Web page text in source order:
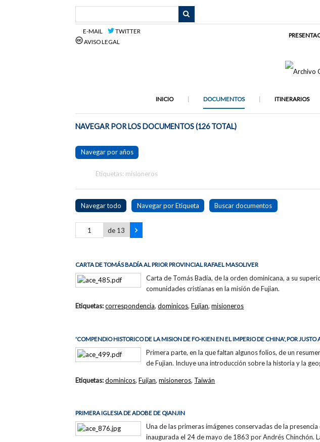
E-MAIL
TWITTER
AVISO LEGAL
INICIO DOCUMENTOS ITINERARIOS
NAVEGAR POR LOS DOCUMENTOS (126 TOTAL)
Navegar por años
Etiquetas: misioneros
Navegar todo Navegar por Etiqueta Buscar documentos
de 13
CARTA DE TOMÁS BADÍA AL PRIOR PROVINCIAL RAFAEL MASOLIVER
Carta de Tomás Badía, de la orden dominicana, a su
comunidades cristianas en la misión de Fujian.
Etiquetas:correspondencia,dominicos,Fujian,misioneros
'COMPENDIO HISTORICO DE LA MISION DE FO-KIEN EN EL IMPERIO DE CHINA', POR JUSTO
Primera parte, en la que faltan algunos folios, de un
de Fujian. Incluye una introducción sobre la historia y la
Etiquetas:dominicos,Fujian,misioneros, Taiwán
PRIMERA IGLESIA DE ADOBE DE QIANJIN
Una de las primeras imágenes conservadas de la
inaugurada el 24 de mayo de 1863 por Andrés Chinchón.